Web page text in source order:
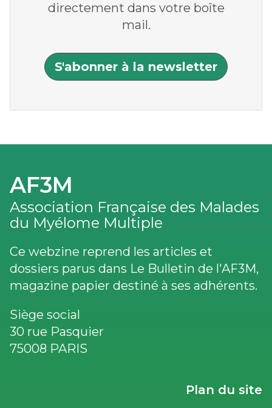
directement dans votre boîte
mail.
S'abonner à la newsletter
AF3M
Association Française des Malades
du Myélome Multiple
Ce webzine reprend les articles et
dossiers parus dans Le Bulletin de l'AF3M,
magazine papier destiné à ses adhérents.
Siège social
30 rue Pasquier
75008 PARIS
Plan du site